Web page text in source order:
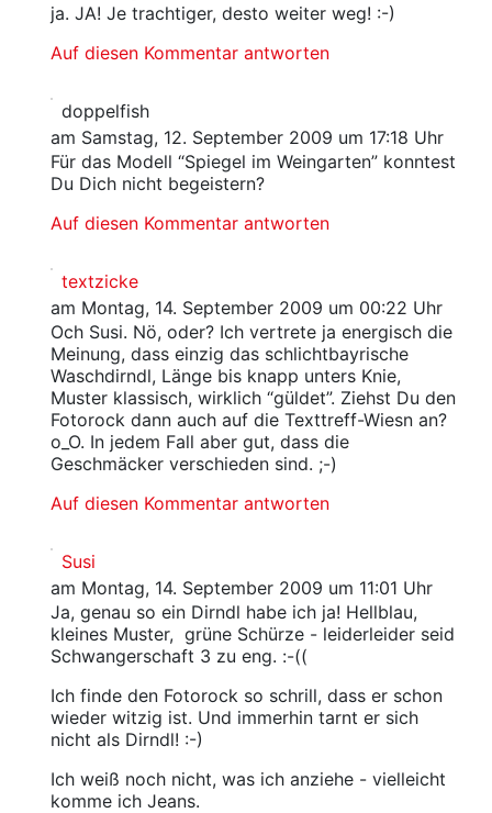
ja. JA! Je trachtiger, desto weiter weg! :-)
Auf diesen Kommentar antworten
doppelfish
am Samstag, 12. September 2009 um 17:18 Uhr
Für das Modell “Spiegel im Weingarten” konntest
Du Dich nicht begeistern?
Auf diesen Kommentar antworten
textzicke
am Montag, 14. September 2009 um 00:22 Uhr
Och Susi. Nö, oder? Ich vertrete ja energisch die
Meinung, dass einzig das schlichtbayrische
Waschdirndl, Länge bis knapp unters Knie,
Muster klassisch, wirklich “güldet”. Ziehst Du den
Fotorock dann auch auf die Texttreff-Wiesn an?
o_O. In jedem Fall aber gut, dass die
Geschmäcker verschieden sind. ;-)
Auf diesen Kommentar antworten
Susi
am Montag, 14. September 2009 um 11:01 Uhr
Ja, genau so ein Dirndl habe ich ja! Hellblau,
kleines Muster, grüne Schürze - leiderleider seid
Schwangerschaft 3 zu eng. :-((
Ich finde den Fotorock so schrill, dass er schon
wieder witzig ist. Und immerhin tarnt er sich
nicht als Dirndl! :-)
Ich weiß noch nicht, was ich anziehe - vielleicht
komme ich Jeans.